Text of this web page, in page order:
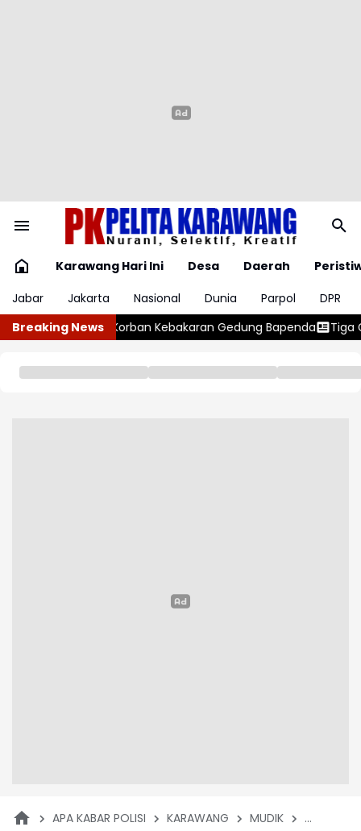
Karawang Hari Ini Desa Daerah
Jabar
Jakarta Nasional Dunia Parpol
DPR
Breaking News
Gedung Bapenda Tiga Gudang Miras Digerebek, Polisi
APA KABAR POLISI KARAWANG MUDIK PERISTIWA